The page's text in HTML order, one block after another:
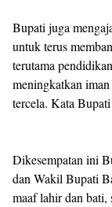
Bupati juga
untuk terus
terutama
meningkatkan
tercela. Kata Bupati
Dikesempatan ini
dan Wakil Bupati
maaf lahir dan bati,